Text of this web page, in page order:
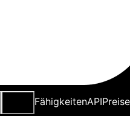
FähigkeitenAPIPreise